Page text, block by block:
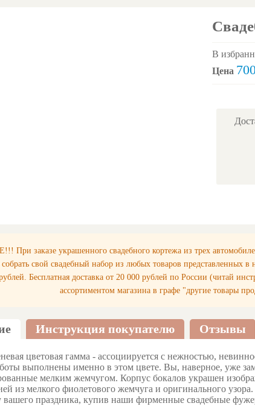
В
Цена
заказе украшенного свадебного кортежа из трех
свой свадебный набор из любых товаров представленных
Бесплатная доставка от 20 000 рублей по России (читай
ассортиментом магазина в графе "другие товары
Инструкция покупателю Отзывы
цветовая гамма - ассоциируется с нежностью,
выполнены именно в этом цвете. Вы, наверное, уже
мелким жемчугом. Корпус бокалов украшен
из мелкого фиолетового жемчуга и оригинального
вашего праздника, купив наши фирменные свадебные